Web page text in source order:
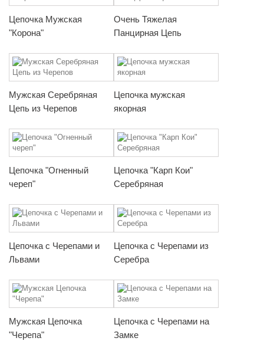
Цепочка Мужская
"Корона"
Очень Тяжелая
Панцирная Цепь
Мужская Серебряная
Цепь из Черепов
Цепочка мужская
якорная
Цепочка "Огненный
череп"
Цепочка "Карп Кои"
Серебряная
Цепочка с Черепами и
Львами
Цепочка с Черепами из
Серебра
Мужская Цепочка
"Черепа"
Цепочка с Черепами на
Замке